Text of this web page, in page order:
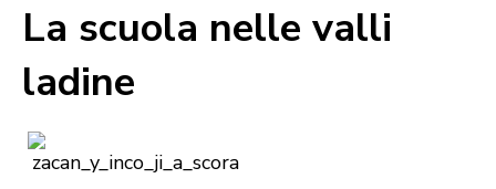
La scuola nelle valli
ladine